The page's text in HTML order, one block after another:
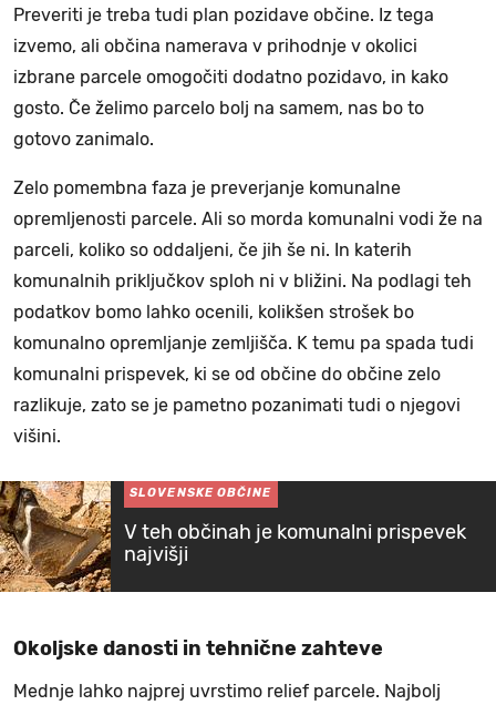
Preveriti je treba tudi plan pozidave občine. Iz tega
izvemo, ali občina namerava v prihodnje v okolici
izbrane parcele omogočiti dodatno pozidavo, in kako
gosto. Če želimo parcelo bolj na samem, nas bo to
gotovo zanimalo.
Zelo pomembna faza je preverjanje komunalne
opremljenosti parcele. Ali so morda komunalni vodi že na
parceli, koliko so oddaljeni, če jih še ni. In katerih
komunalnih priključkov sploh ni v bližini. Na podlagi teh
podatkov bomo lahko ocenili, kolikšen strošek bo
komunalno opremljanje zemljišča. K temu pa spada tudi
komunalni prispevek, ki se od občine do občine zelo
razlikuje, zato se je pametno pozanimati tudi o njegovi
višini.
SLOVENSKE OBČINE
V teh občinah je komunalni prispevek
najvišji
Okoljske danosti in tehnične zahteve
Mednje lahko najprej uvrstimo relief parcele. Najbolj